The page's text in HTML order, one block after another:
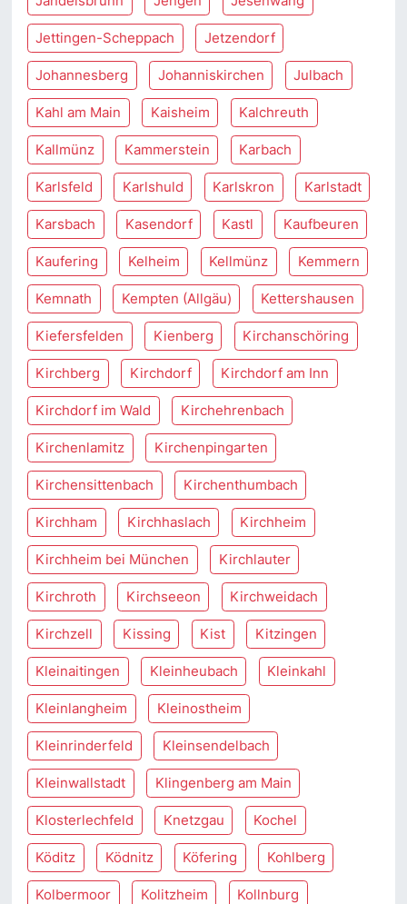
Jettingen-Scheppach Jetzendorf
Johannesberg Johanniskirchen Julbach
Kahl am Main Kaisheim Kalchreuth
Kallmünz Kammerstein Karbach
Karlsfeld Karlshuld Karlskron Karlstadt
Karsbach Kasendorf Kastl Kaufbeuren
Kaufering Kelheim Kellmünz Kemmern
Kemnath Kempten (Allgäu) Kettershausen
Kiefersfelden Kienberg Kirchanschöring
Kirchberg Kirchdorf Kirchdorf am Inn
Kirchdorf im Wald Kirchehrenbach
Kirchenlamitz Kirchenpingarten
Kirchensittenbach Kirchenthumbach
Kirchham Kirchhaslach Kirchheim
Kirchheim bei München Kirchlauter
Kirchroth Kirchseeon Kirchweidach
Kirchzell Kissing Kist Kitzingen
Kleinaitingen Kleinheubach Kleinkahl
Kleinlangheim Kleinostheim
Kleinrinderfeld Kleinsendelbach
Kleinwallstadt Klingenberg am Main
Klosterlechfeld Knetzgau Kochel
Köditz Ködnitz Köfering Kohlberg
Kolbermoor Kolitzheim Kollnburg